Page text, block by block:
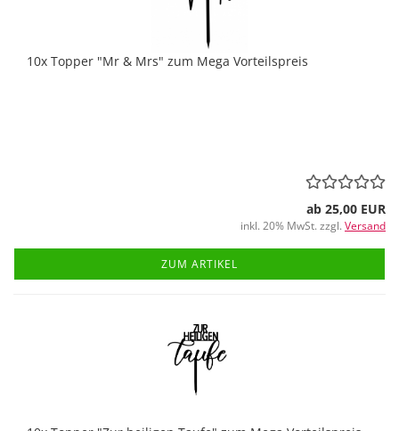
10x Topper "Mr & Mrs" zum Mega Vorteilspreis
ab 25,00 EUR
inkl. 20% MwSt. zzgl. Versand
ZUM ARTIKEL